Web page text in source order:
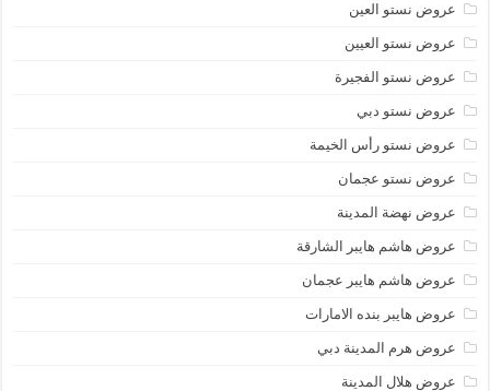
عروض نستو العين
عروض نستو العيين
عروض نستو الفجيرة
عروض نستو دبي
عروض نستو رأس الخيمة
عروض نستو عجمان
عروض نهضة المدينة
عروض هاشم هايبر الشارقة
عروض هاشم هايبر عجمان
عروض هايبر بنده الامارات
عروض هرم المدينة دبي
عروض هلال المدينة